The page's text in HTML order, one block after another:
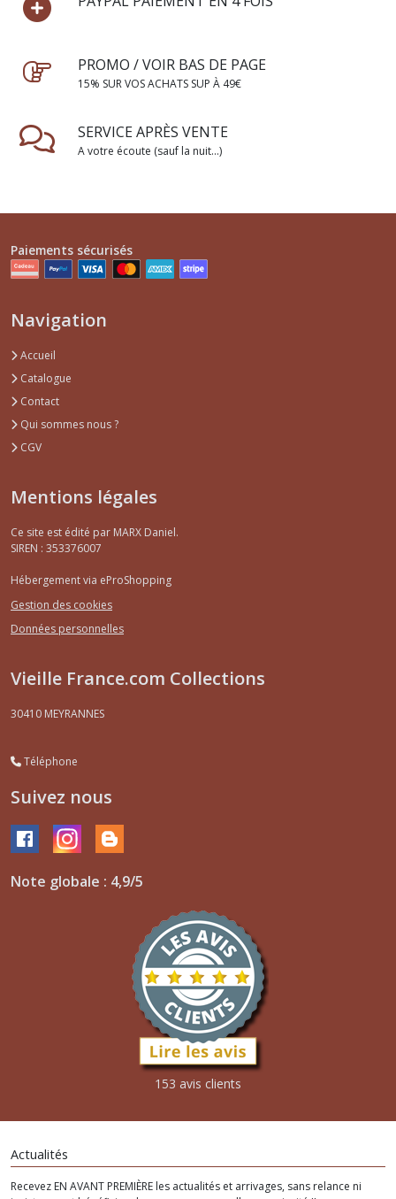
PROMO / VOIR BAS DE PAGE
15% SUR VOS ACHATS SUP À 49€
SERVICE APRÈS VENTE
A votre écoute (sauf la nuit...)
Paiements sécurisés
Navigation
Accueil
Catalogue
Contact
Qui sommes nous ?
CGV
Mentions légales
Ce site est édité par MARX Daniel.
SIREN : 353376007
Hébergement via eProShopping
Gestion des cookies
Données personnelles
Vieille France.com Collections
30410 MEYRANNES
Téléphone
Suivez nous
Note globale : 4,9/5
153 avis clients
Actualités
Recevez EN AVANT PREMIÈRE les actualités et arrivages, sans relance ni